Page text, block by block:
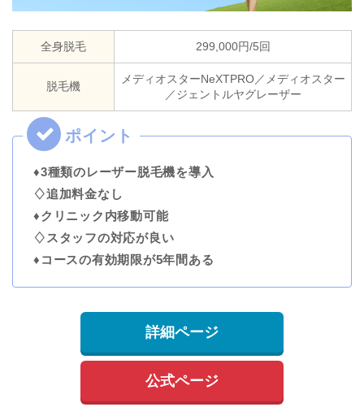
全身脱毛 299,000円/5回
脱毛機
メディオスターNeXTPRO／メディオスター
／ジェントルヤグレーザー
♦3種類のレーザー脱毛機を導入
♢追加料金なし
♦クリニック内移動可能
♢スタッフの対応が良い
♦コースの有効期限が5年間ある
詳細ページ
公式ページ